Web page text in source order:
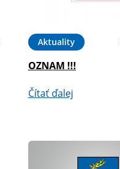
Aktuality
OZNAM !!!
Čítať ďalej